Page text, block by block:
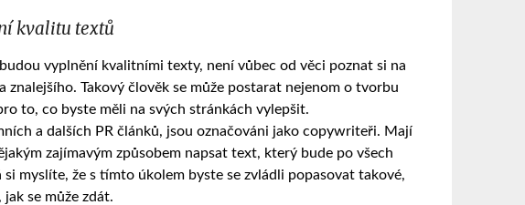
kvalitu textů
vyplnění kvalitními texty, není vůbec od věci poznat si na
znalejšího. Takový člověk se může postarat nejenom o tvorbu
to, co byste měli na svých stránkách vylepšit.
a dalších PR článků, jsou označováni jako copywriteři. Mají
zajímavým způsobem napsat text, který bude po všech
myslíte, že s tímto úkolem byste se zvládli popasovat takové,
se může zdát.